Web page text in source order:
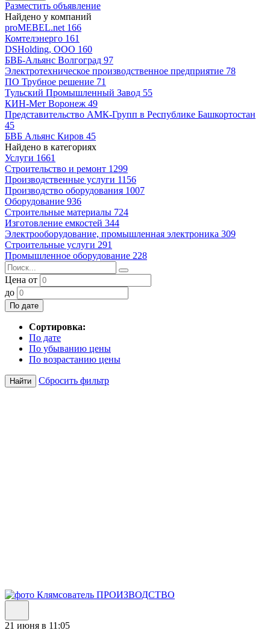
Разместить объявление
Найдено у компаний
proMEBEL.net 166
Комтелэнерго 161
DSHolding, ООО 160
БВБ-Альянс Волгоград 97
Электротехническое производственное предприятие 78
ПО Трубное решение 71
Тульский Промышленный Завод 55
КИН-Мет Воронеж 49
Представительство АМК-Групп в Республике Башкортостан
45
БВБ Альянс Киров 45
Найдено в категориях
Услуги 1661
Строительство и ремонт 1299
Производственные услуги 1156
Производство оборудования 1007
Оборудование 936
Строительные материалы 724
Изготовление емкостей 344
Электрооборудование, промышленная электроника 309
Строительные услуги 291
Промышленное оборудование 228
Цена от
до
По дате
Сортировка:
По дате
По убыванию цены
По возрастанию цены
Найти Сбросить фильтр
21 июня в 11:05